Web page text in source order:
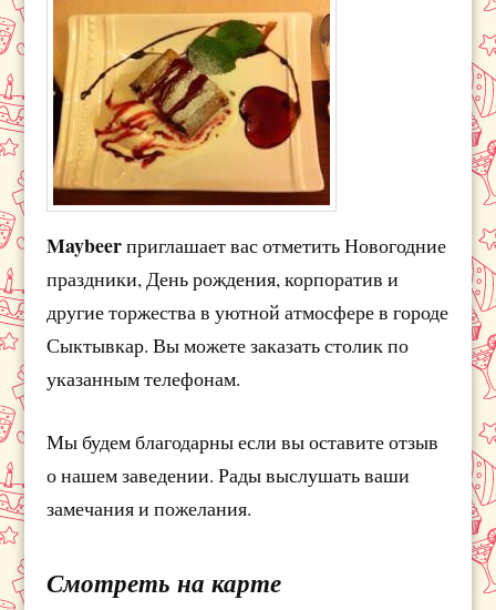
Maybeerприглашает вас отметить Новогодние
праздники, День рождения, корпоратив и
другие торжества в уютной атмосфере в городе
Сыктывкар. Вы можете заказать столик по
указанным телефонам.
Мы будем благодарны если вы оставите отзыв
о нашем заведении. Рады выслушать ваши
замечания и пожелания.
Смотреть на карте